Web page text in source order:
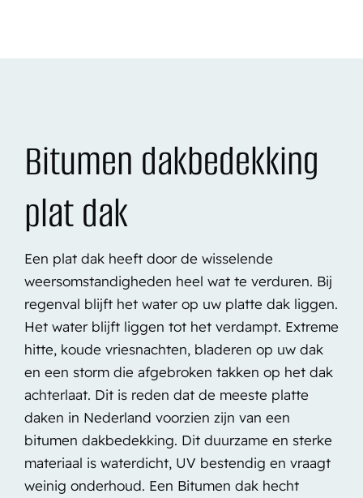
Bitumen dakbedekking
plat dak
Een plat dak heeft door de wisselende
weersomstandigheden heel wat te verduren. Bij
regenval blijft het water op uw platte dak liggen.
Het water blijft liggen tot het verdampt. Extreme
hitte, koude vriesnachten, bladeren op uw dak
en een storm die afgebroken takken op het dak
achterlaat. Dit is reden dat de meeste platte
daken in Nederland voorzien zijn van een
bitumen dakbedekking. Dit duurzame en sterke
materiaal is waterdicht, UV bestendig en vraagt
weinig onderhoud. Een Bitumen dak hecht